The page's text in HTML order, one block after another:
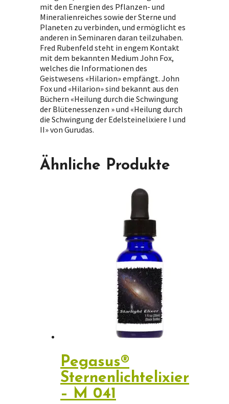
mit den Energien des Pflanzen- und
Mineralienreiches sowie der Sterne und
Planeten zu verbinden, und ermöglicht es
anderen in Seminaren daran teilzuhaben.
Fred Rubenfeld steht in engem Kontakt
mit dem bekannten Medium John Fox,
welches die Informationen des
Geistwesens «Hilarion» empfängt. John
Fox und «Hilarion» sind bekannt aus den
Büchern «Heilung durch die Schwingung
der Blütenessenzen » und «Heilung durch
die Schwingung der Edelsteinelixiere I und
II» von Gurudas.
Ähnliche Produkte
Pegasus®
Sternenlichtelixier
– M 041